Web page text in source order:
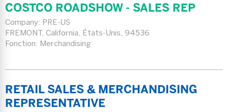
COSTCO ROADSHOW - SALES REP
Company: PRE-US
FREMONT, California, États-Unis, 94536
Fonction: Merchandising
RETAIL SALES & MERCHANDISING
REPRESENTATIVE